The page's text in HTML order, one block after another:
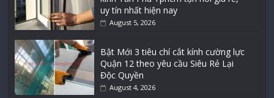
uy tín nhất hiện nay
August 5, 2026
Bật Mới 3 tiêu chí cắt kính cường lực
Quận 12 theo yêu cầu Siêu Rẻ Lại
Độc Quyền
August 4, 2026